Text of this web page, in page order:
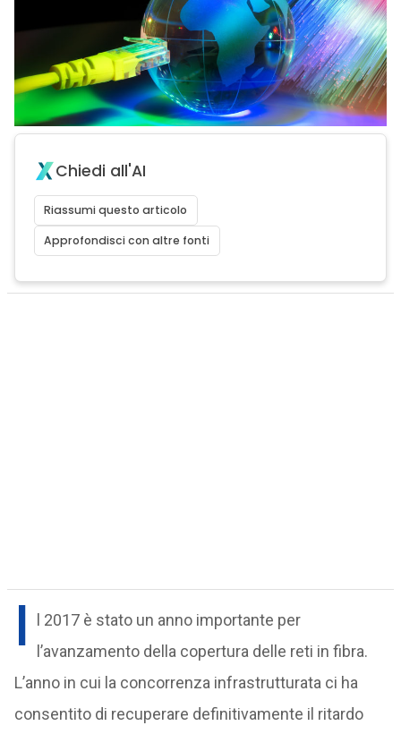
Chiedi all'AI
Riassumi questo articolo
Approfondisci con altre fonti
I
l 2017 è stato un anno importante per
l’avanzamento della copertura delle reti in fibra.
L’anno in cui la concorrenza infrastrutturata ci ha
consentito di recuperare definitivamente il ritardo